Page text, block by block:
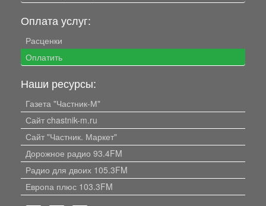
Оплата услуг:
Расценки
Оплатить
Наши ресурсы:
Газета "Частник-М"
Сайт chastnik-m.ru
Сайт "Частник. Маркет"
Дорожное радио 93.4FM
Радио для двоих 105.3FM
Европа плюс 103.3FM